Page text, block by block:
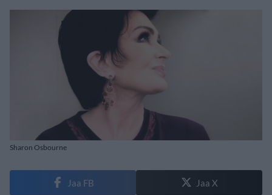
Sharon Osbourne
Jaa FB Jaa X